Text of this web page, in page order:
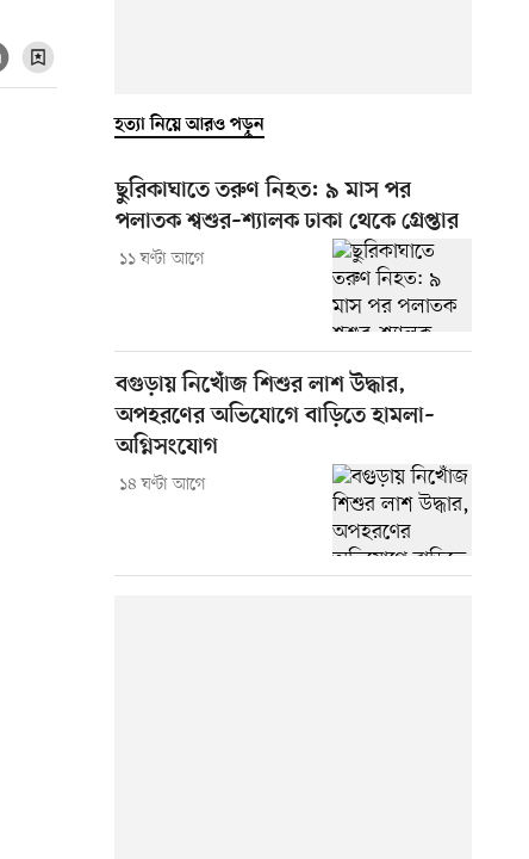
হত্যা নিয়ে আরও পড়ুন
ছুরিকাঘাতে তরুণ নিহত: ৯ মাস পর
পলাতক শ্বশুর–শ্যালক ঢাকা থেকে গ্রেপ্তার
১১ ঘণ্টা আগে
বগুড়ায় নিখোঁজ শিশুর লাশ উদ্ধার,
অপহরণের অভিযোগে বাড়িতে হামলা–
অগ্নিসংযোগ
১৪ ঘণ্টা আগে